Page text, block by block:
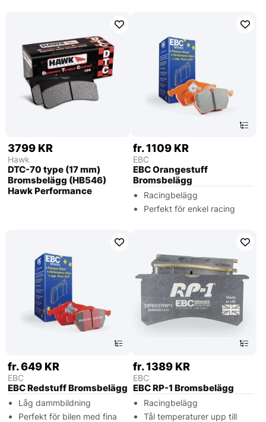
3799 KR
Hawk
DTC-70 type (17 mm)
Bromsbelägg (HB546)
Hawk Performance
fr. 1109 KR
EBC
EBC Orangestuff
Bromsbelägg
Racingbelägg
Perfekt för enkel racing
fr. 649 KR
EBC
EBC Redstuff Bromsbelägg
Låg dammbildning
Perfekt för bilen med fina
fr. 1389 KR
EBC
EBC RP-1 Bromsbelägg
Racingbelägg
Tål temperaturer upp till